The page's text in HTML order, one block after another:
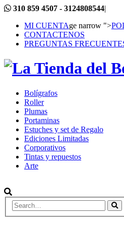
310 859 4507 - 3124808544|
MI CUENTAge narrow ">
CONTACTENOS
PREGUNTAS
Bolígrafos
Roller
Plumas
Portaminas
Estuches y set de Regalo
Ediciones Limitadas
Corporativos
Tintas y repuestos
Arte